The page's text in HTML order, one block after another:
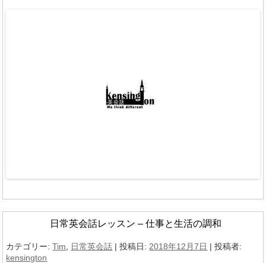
日常英会話レッスン – 仕事と生活の調和
カテゴリー:Tim 日常英会話 | 投稿日: 2018年12月7日 |投稿者:
kensington